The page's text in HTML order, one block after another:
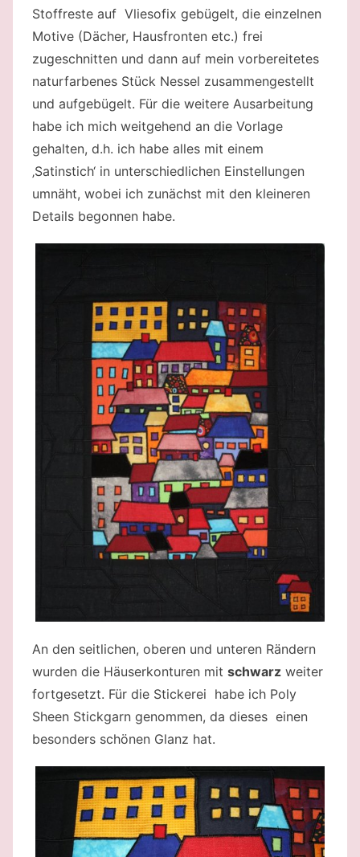
Stoffreste auf Vliesofix gebügelt, die einzelnen
Motive (Dächer, Hausfronten etc.) frei
zugeschnitten und dann auf mein vorbereitetes
naturfarbenes Stück Nessel zusammengestellt
und aufgebügelt. Für die weitere Ausarbeitung
habe ich mich weitgehend an die Vorlage
gehalten, d.h. ich habe alles mit einem
‚Satinstich‘ in unterschiedlichen Einstellungen
umnäht, wobei ich zunächst mit den kleineren
Details begonnen habe.
An den seitlichen, oberen und unteren Rändern
wurden die Häuserkonturen mit schwarz weiter
fortgesetzt. Für die Stickerei habe ich Poly
Sheen Stickgarn genommen, da dieses einen
besonders schönen Glanz hat.